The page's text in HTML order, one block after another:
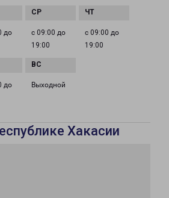
до
с 09:00 до
19:00
с 09:00 до
19:00
до
Выходной
Хакасии